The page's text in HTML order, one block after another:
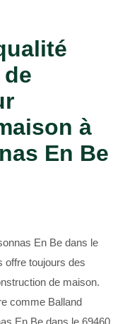
à
En Be
En Be dans le
offre toujours des
de maison.
comme Balland
En Be dans le 69460.